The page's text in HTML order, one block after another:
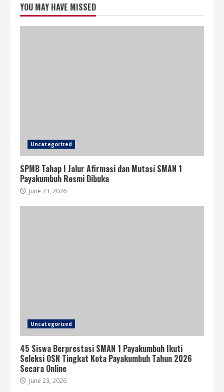
YOU MAY HAVE MISSED
Uncategorized
SPMB Tahap I Jalur Afirmasi dan Mutasi SMAN 1
Payakumbuh Resmi Dibuka
June 23, 2026
Uncategorized
45 Siswa Berprestasi SMAN 1 Payakumbuh Ikuti
Seleksi OSN Tingkat Kota Payakumbuh Tahun 2026
Secara Online
June 23, 2026